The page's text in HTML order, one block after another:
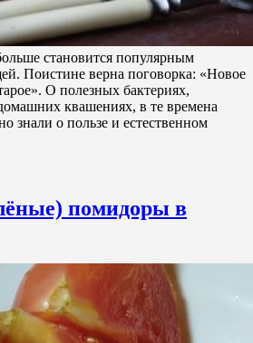
становится популярным
Поистине верна поговорка: «Новое
О полезных бактериях,
квашениях, в те времена
знали о пользе и естественном
помидоры в